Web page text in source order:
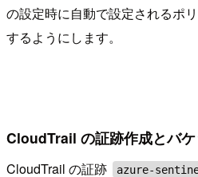
の設定時に自動で設定されるポ
するようにします。
CloudTrail の証跡作成とバ
CloudTrail の証跡 azure-